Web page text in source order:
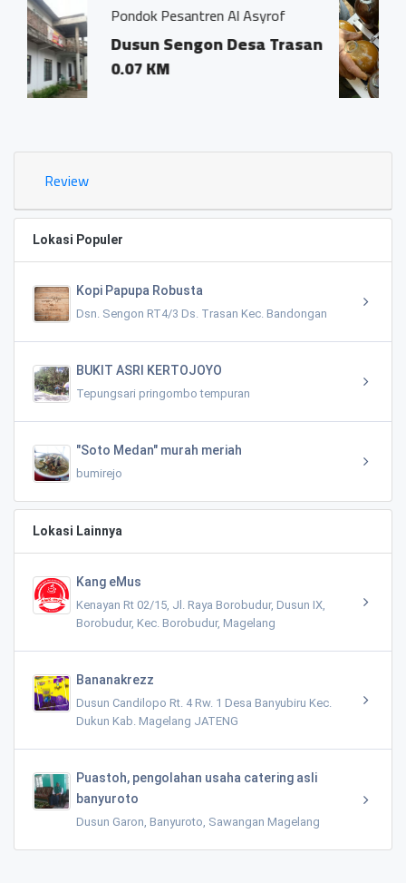
Al Asyrof
Desa Trasan
Jamu
Dsn. Sengon
Trasan Kec.
0.03 KM
Review
Lokasi Populer
Kopi Papupa Robusta
Dsn. Sengon RT4/3 Ds. Trasan Kec. Bandongan
BUKIT ASRI KERTOJOYO
Tepungsari pringombo tempuran
"Soto Medan" murah meriah
bumirejo
Lokasi Lainnya
Kang eMus
Kenayan Rt 02/15, Jl. Raya Borobudur, Dusun IX,
Borobudur, Kec. Borobudur, Magelang
Bananakrezz
Dusun Candilopo Rt. 4 Rw. 1 Desa Banyubiru Kec.
Dukun Kab. Magelang JATENG
Puastoh, pengolahan usaha catering asli
banyuroto
Dusun Garon, Banyuroto, Sawangan Magelang